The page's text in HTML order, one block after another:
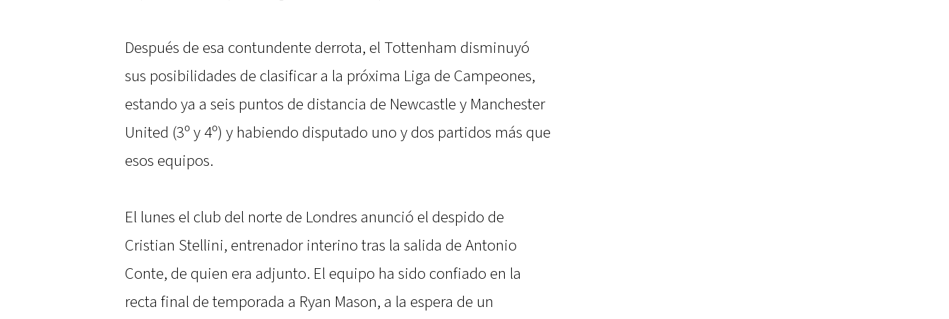
Después de esa contundente derrota, el Tottenham disminuyó
sus posibilidades de clasificar a la próxima Liga de Campeones,
estando ya a seis puntos de distancia de Newcastle y Manchester
United (3º y 4º) y habiendo disputado uno y dos partidos más que
esos equipos.
El lunes el club del norte de Londres anunció el despido de
Cristian Stellini, entrenador interino tras la salida de Antonio
Conte, de quien era adjunto. El equipo ha sido confiado en la
recta final de temporada a Ryan Mason, a la espera de un